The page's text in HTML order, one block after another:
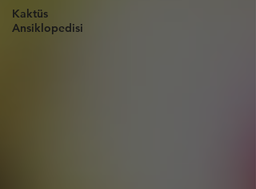
Kaktüs
Ansiklopedisi